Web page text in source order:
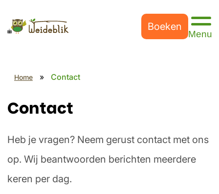
Boeken
Home » Contact
Contact
Heb je vragen? Neem gerust contact met ons
op. Wij beantwoorden berichten meerdere
keren per dag.